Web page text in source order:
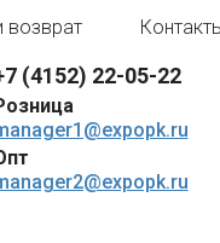
возврат
(4152) 22-05-22